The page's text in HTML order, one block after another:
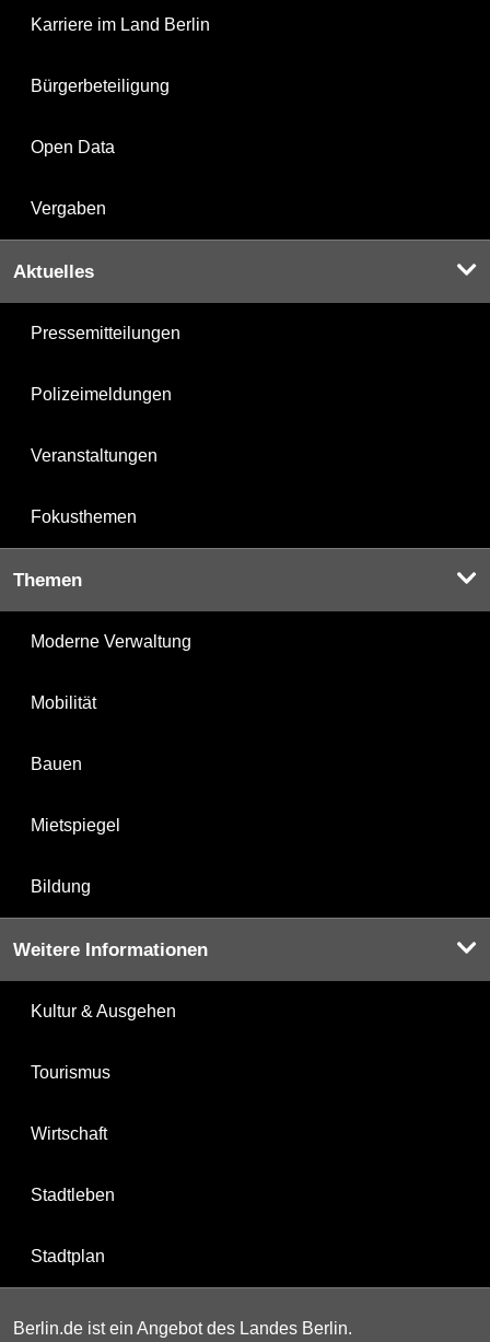
Karriere im Land Berlin
Bürgerbeteiligung
Open Data
Vergaben
Aktuelles
Pressemitteilungen
Polizeimeldungen
Veranstaltungen
Fokusthemen
Themen
Moderne Verwaltung
Mobilität
Bauen
Mietspiegel
Bildung
Weitere Informationen
Kultur & Ausgehen
Tourismus
Wirtschaft
Stadtleben
Stadtplan
Berlin.de ist ein Angebot des Landes Berlin.